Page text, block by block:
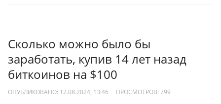
Сколько можно было бы
заработать, купив 14 лет назад
биткоинов на $100
ОПУБЛИКОВАНО: 12.08.2024, 13:46 ПРОСМОТРОВ: 799